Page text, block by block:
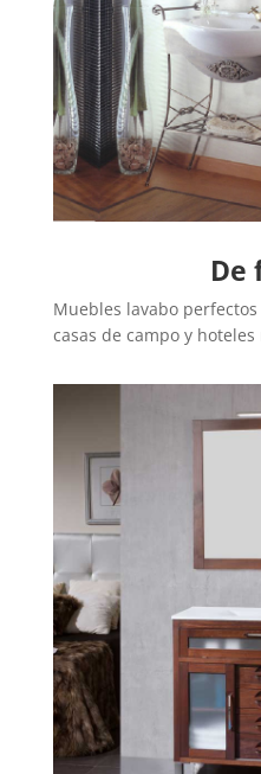
De
Muebles lavabo
casas de campo y